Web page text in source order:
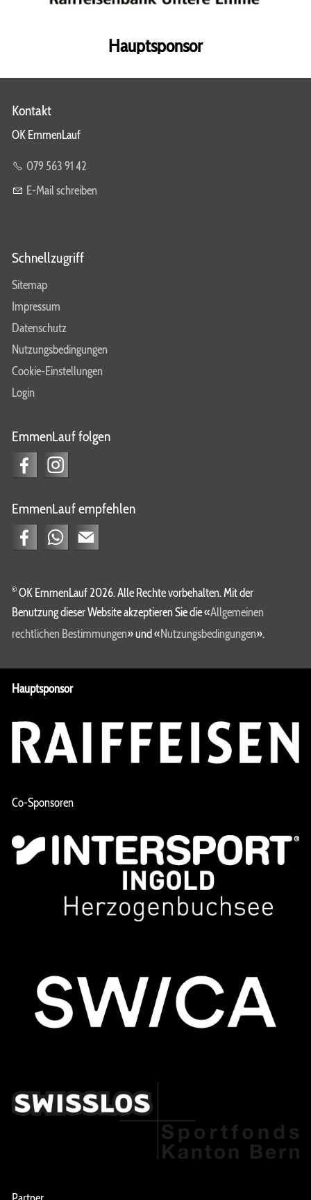
Hauptsponsor
Kontakt
OK EmmenLauf
079 563 91 42
E-Mail schreiben
Schnellzugriff
Sitemap
Impressum
Datenschutz
Nutzungsbedingungen
Cookie-Einstellungen
Login
EmmenLauf folgen
EmmenLauf empfehlen
© OK EmmenLauf 2026. Alle Rechte vorbehalten. Mit der
Benutzung dieser Website akzeptieren Sie die «Allgemeinen
rechtlichen Bestimmungen» und «Nutzungsbedingungen».
Hauptsponsor
Co-Sponsoren